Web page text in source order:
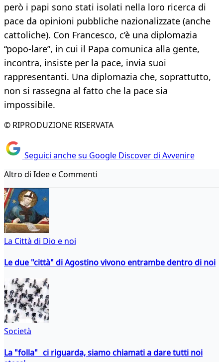
però i papi sono stati isolati nella loro ricerca di
pace da opinioni pubbliche nazionalizzate (anche
cattoliche). Con Francesco, c’è una diplomazia
“popo-lare”, in cui il Papa comunica alla gente,
incontra, insiste per la pace, invia suoi
rappresentanti. Una diplomazia che, soprattutto,
non si rassegna al fatto che la pace sia
impossibile.
© RIPRODUZIONE RISERVATA
Seguici anche su Google Discover di Avvenire
Altro di Idee e Commenti
La Città di Dio e noi
Le due "città" di Agostino vivono entrambe dentro di noi
Società
La "folla" ci riguarda, siamo chiamati a dare tutti noi